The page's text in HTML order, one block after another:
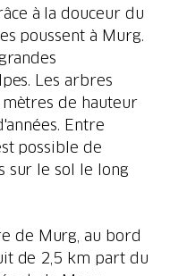
à la douceur du
poussent à Murg.
Les arbres
de hauteur
Entre
possible de
sur le sol le long
de Murg, au bord
de 2,5 km part du